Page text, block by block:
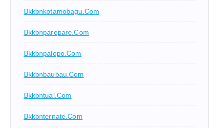
Bkkbnkotamobagu.com
Bkkbnparepare.com
Bkkbnpalopo.com
Bkkbnbaubau.com
Bkkbntual.com
Bkkbnternate.com